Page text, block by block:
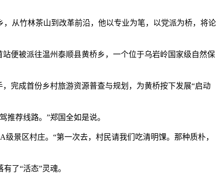
从竹林茶山到改革前沿，他以专业为笔，以党派为桥，将论
便被派往温州泰顺县黄桥乡，一个位于乌岩岭国家级自然保
成首份乡村旅游资源普查与规划，为黄桥按下发展“启动
荐线路。”郑国全如是说。
区村庄。“第一次去，村民请我们吃清明馃。那种质朴，
了“活态”灵魂。